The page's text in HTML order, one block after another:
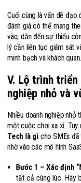
Cuối cùng là vấn đề đạo
đánh giá có thể mang
vào, dẫn đến sự thiếu
lý cần liên tục giám sát
minh bạch và khách quan.
V. Lộ trình triển
nghiệp nhỏ và
Nhiều doanh nghiệp nhỏ
một cuộc chơi xa xỉ. Tuy
Tech là gì cho SMEs
nhờ vào các mô hình
Bước 1 – Xác định
tất cả cùng lúc. Hãy